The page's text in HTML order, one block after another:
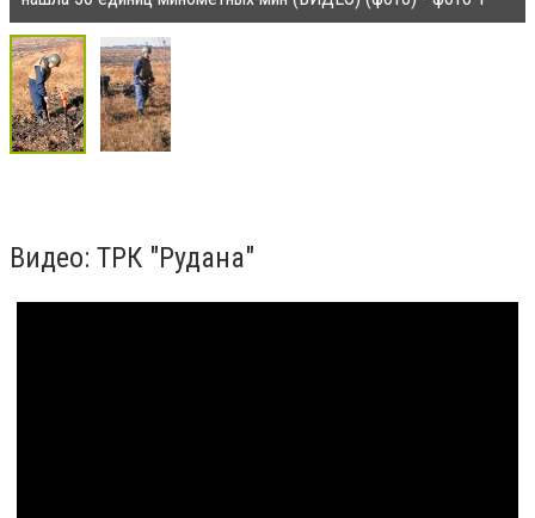
Видео: ТРК "Рудана"